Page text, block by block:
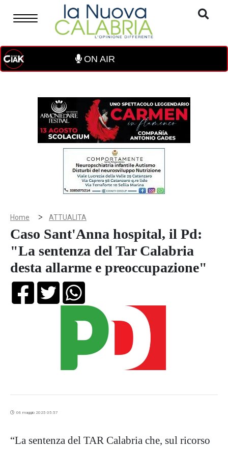
ON AIR
Home > ATTUALITA
Caso Sant'Anna hospital, il Pd:
"La sentenza del Tar Calabria
desta allarme e preoccupazione"
06 maggio 2025 05:57
“La sentenza del TAR Calabria che, sul ricorso